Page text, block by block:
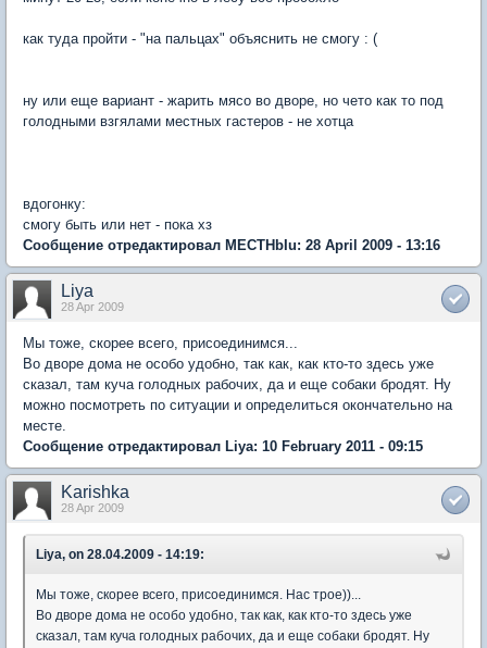
как туда пройти - "на пальцах" объяснить не смогу : (
ну или еще вариант - жарить мясо во дворе, но чето как то под
голодными взгялами местных гастеров - не хотца
вдогонку:
смогу быть или нет - пока хз
Сообщение отредактировал MECTHbIu: 28 April 2009 - 13:16
Liya
28 Apr 2009
Мы тоже, скорее всего, присоединимся...
Во дворе дома не особо удобно, так как, как кто-то здесь уже
сказал, там куча голодных рабочих, да и еще собаки бродят. Ну
можно посмотреть по ситуации и определиться окончательно на
месте.
Сообщение отредактировал Liya: 10 February 2011 - 09:15
Karishka
28 Apr 2009
Liya, on 28.04.2009 - 14:19:
Мы тоже, скорее всего, присоединимся. Нас трое))...
Во дворе дома не особо удобно, так как, как кто-то здесь уже
сказал, там куча голодных рабочих, да и еще собаки бродят. Ну